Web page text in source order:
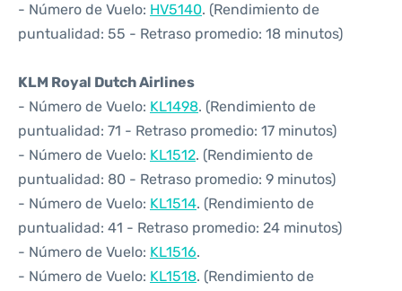
- Número de Vuelo: HV5140. (Rendimiento de
puntualidad: 55 - Retraso promedio: 18 minutos)
KLM Royal Dutch Airlines
- Número de Vuelo: KL1498. (Rendimiento de
puntualidad: 71 - Retraso promedio: 17 minutos)
- Número de Vuelo: KL1512. (Rendimiento de
puntualidad: 80 - Retraso promedio: 9 minutos)
- Número de Vuelo: KL1514. (Rendimiento de
puntualidad: 41 - Retraso promedio: 24 minutos)
- Número de Vuelo: KL1516.
- Número de Vuelo: KL1518. (Rendimiento de